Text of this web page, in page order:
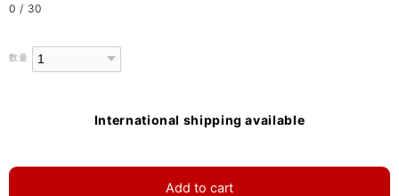
0 / 30
数量
International shipping available
Add to cart